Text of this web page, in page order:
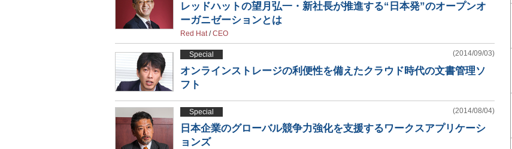
レッドハットの望月弘一・新社長が推進する“日本発”のオープンオ
ーガニゼーションとは
Red Hat/CEO
Special (2014/09/03)
オンラインストレージの利便性を備えたクラウド時代の文書管理ソ
フト
Special (2014/08/04)
日本企業のグローバル競争力強化を支援するワークスアプリケーシ
ョンズ